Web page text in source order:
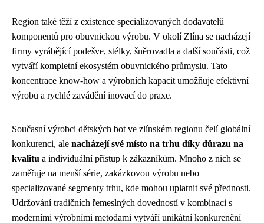
Region také těží z existence specializovaných dodavatelů
komponentů pro obuvnickou výrobu. V okolí Zlína se nacházejí
firmy vyrábějící podešve, stélky, šněrovadla a další součásti, což
vytváří kompletní ekosystém obuvnického průmyslu. Tato
koncentrace know-how a výrobních kapacit umožňuje efektivní
výrobu a rychlé zavádění inovací do praxe.
Současní výrobci dětských bot ve zlínském regionu čelí globální
konkurenci, ale nacházejí své místo na trhu díky důrazu na
kvalitu a individuální přístup k zákazníkům. Mnoho z nich se
zaměřuje na menší série, zakázkovou výrobu nebo
specializované segmenty trhu, kde mohou uplatnit své přednosti.
Udržování tradičních řemeslných dovedností v kombinaci s
moderními výrobními metodami vytváří unikátní konkurenční